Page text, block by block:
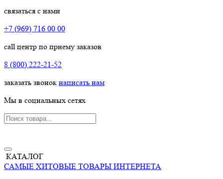
связаться с нами
+7 (969) 716 00 00
call центр по приему заказов
8 (800) 222-21-52
заказать звонок написать нам
Мы в социальных сетях
КАТАЛОГ
САМЫЕ ХИТОВЫЕ ТОВАРЫ ИНТЕРНЕТА